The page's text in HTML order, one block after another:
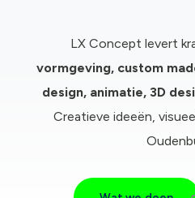
LX Concept levert
vormgeving, custom
design, animatie, 3D
Creatieve ideeën,